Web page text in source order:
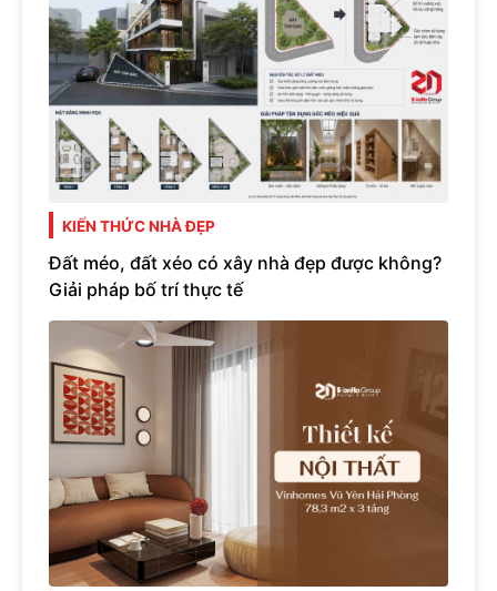
KIẾN THỨC NHÀ ĐẸP
Đất méo, đất xéo có xây nhà đẹp được không?
Giải pháp bố trí thực tế